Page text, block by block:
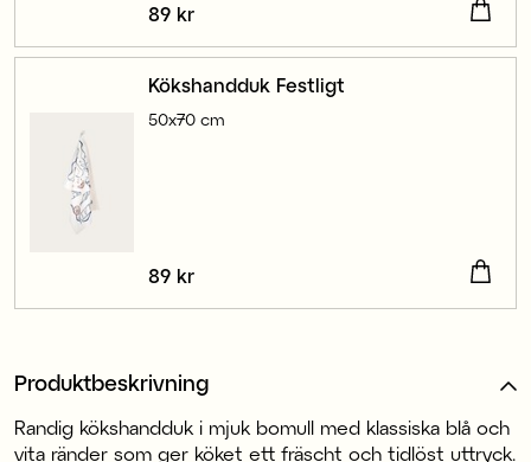
Pris:89 kr
89 kr
Kökshandduk Festligt
50x70 cm
Pris:89 kr
89 kr
Produktbeskrivning
Randig kökshandduk i mjuk bomull med klassiska blå och
vita ränder som ger köket ett fräscht och tidlöst uttryck.